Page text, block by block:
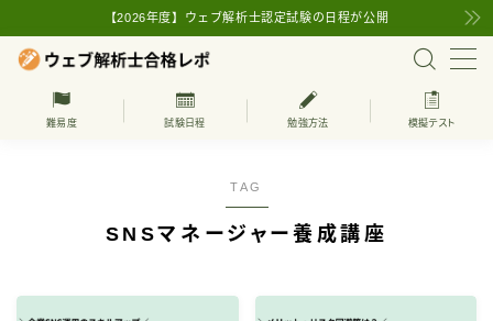
【2026年度】ウェブ解析士認定試験の日程が公開
MENU
難易度 試験日程 勉強方法 模擬テスト
TAG
SNSマネージャー養成講座